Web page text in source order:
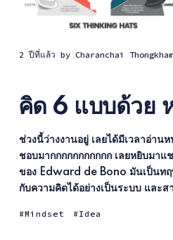
2 ปีที่แล้ว by Charanchai Thongkham
คิด 6 แบบด้วย
ช่วงนี้ว่างงานอยู่ เลยได้มีเวลาอ่าน
ชอบมากกกกกกกกกกก เลยหยิบมาแชร์กัน ทฤษฎีหม
ของ Edward de Bono มันเป็นทฤ
กับความคิดได้อย่างเป็นระบบ และ
Mindset Idea